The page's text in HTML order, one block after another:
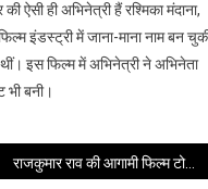
ही अभिनेत्री हैं रश्मिका मंदाना,
इंडस्ट्री में जाना-माना नाम बन
इस फिल्म में अभिनेत्री ने अभिनेता
भी बनी।
राजकुमार राव की आगामी फिल्म टोस्टर का ट्रेलर जारी